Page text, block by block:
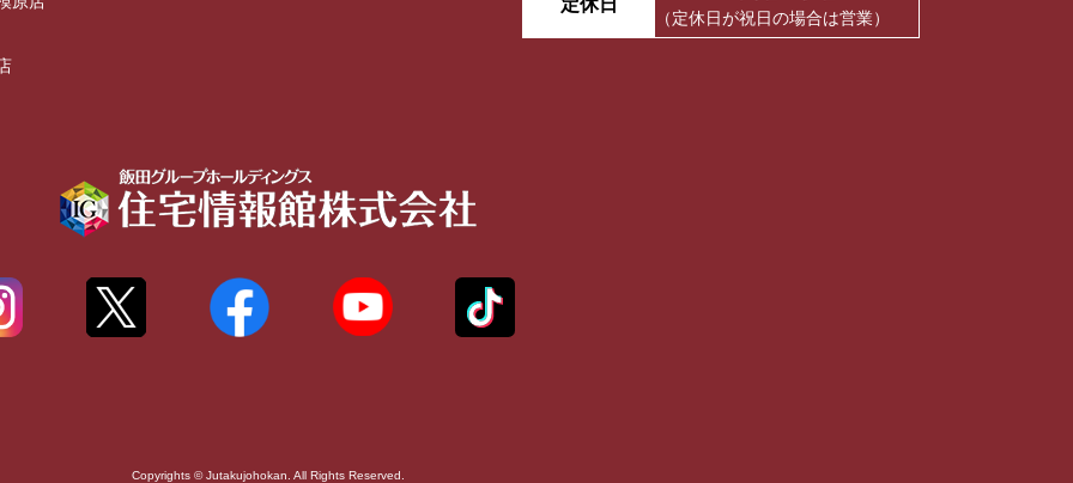
（定休日が祝日の場合は営業）
Copyrights © Jutakujohokan. All Rights Reserved.